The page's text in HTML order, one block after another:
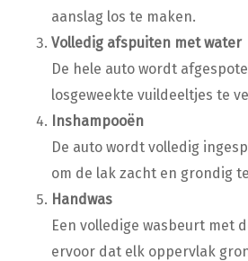
aanslag los te maken.
Volledig afspuiten met water
De hele auto wordt
losgeweekte vuildeeltjes te
Inshampooën
De auto wordt volledig
om de lak zacht en grondig
Handwas
Een volledige wasbeurt met
ervoor dat elk oppervlak